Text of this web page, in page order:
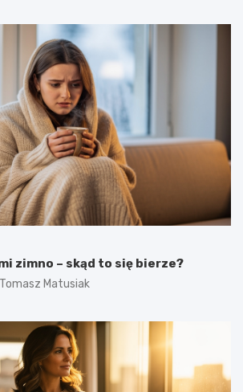
zimno – skąd to się bierze?
Tomasz Matusiak